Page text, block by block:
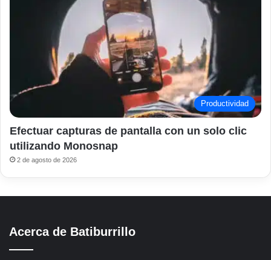
Productividad
Efectuar capturas de pantalla con un solo clic
utilizando Monosnap
2 de agosto de 2026
Acerca de Batiburrillo